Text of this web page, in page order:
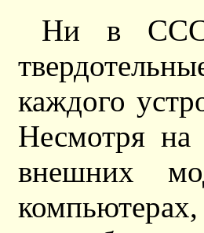
Ни в
каждого
Несмотря на
внешних